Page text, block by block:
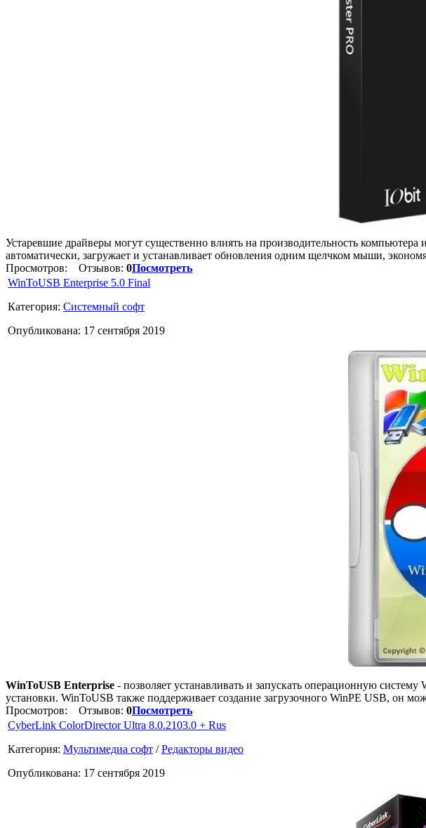
Устаревшие драйверы могут существенно влиять на производительность компьютера
автоматически, загружает и устанавливает обновления одним щелчком мыши,
Просмотров:
Отзывов: 0Посмотреть
WinToUSB Enterprise 5.0 Final
Категория: Системный софт
Опубликована: 17 сентября 2019
WinToUSB Enterprise - позволяет устанавливать и запускать операционную
установки. WinToUSB также поддерживает создание загрузочного WinPE USB, он
Просмотров:
Отзывов: 0Посмотреть
CyberLink ColorDirector Ultra 8.0.2103.0 + Rus
Категория: Мультимедиа софт /Редакторы видео
Опубликована: 17 сентября 2019